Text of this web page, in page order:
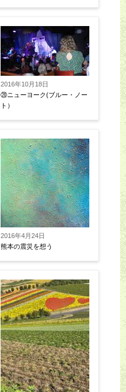
2016年10月18日
⑳ニューヨーク(ブルー・ノー
ト）
2016年4月24日
熊本の震災を想う